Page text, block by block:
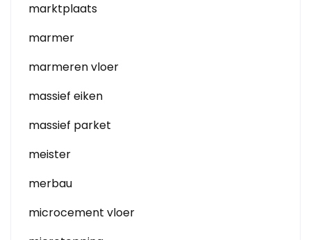
marktplaats
marmer
marmeren vloer
massief eiken
massief parket
meister
merbau
microcement vloer